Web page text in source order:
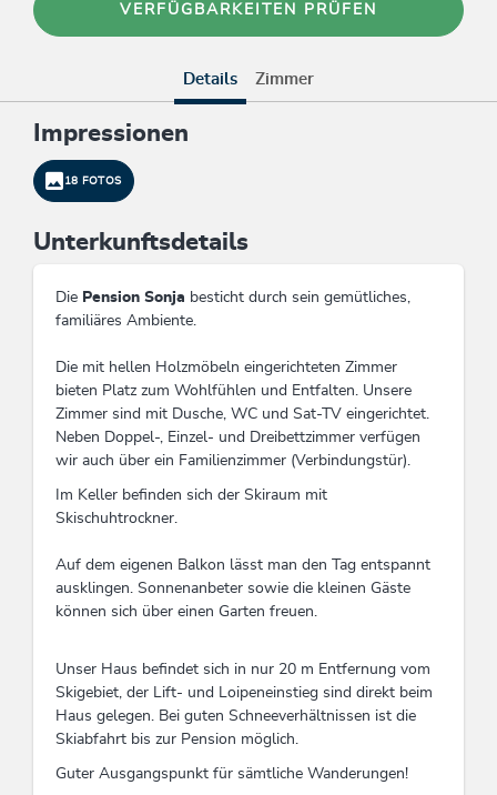
VERFÜGBARKEITEN PRÜFEN
Details Zimmer
Impressionen
18 FOTOS
Unterkunftsdetails
Die Pension Sonja besticht durch sein gemütliches,
familiäres Ambiente.
Die mit hellen Holzmöbeln eingerichteten Zimmer
bieten Platz zum Wohlfühlen und Entfalten. Unsere
Zimmer sind mit Dusche, WC und Sat-TV eingerichtet.
Neben Doppel-, Einzel- und Dreibettzimmer verfügen
wir auch über ein Familienzimmer (Verbindungstür).
Im Keller befinden sich der Skiraum mit
Skischuhtrockner.
Auf dem eigenen Balkon lässt man den Tag entspannt
ausklingen. Sonnenanbeter sowie die kleinen Gäste
können sich über einen Garten freuen.
Unser Haus befindet sich in nur 20 m Entfernung vom
Skigebiet, der Lift- und Loipeneinstieg sind direkt beim
Haus gelegen. Bei guten Schneeverhältnissen ist die
Skiabfahrt bis zur Pension möglich.
Guter Ausgangspunkt für sämtliche Wanderungen!